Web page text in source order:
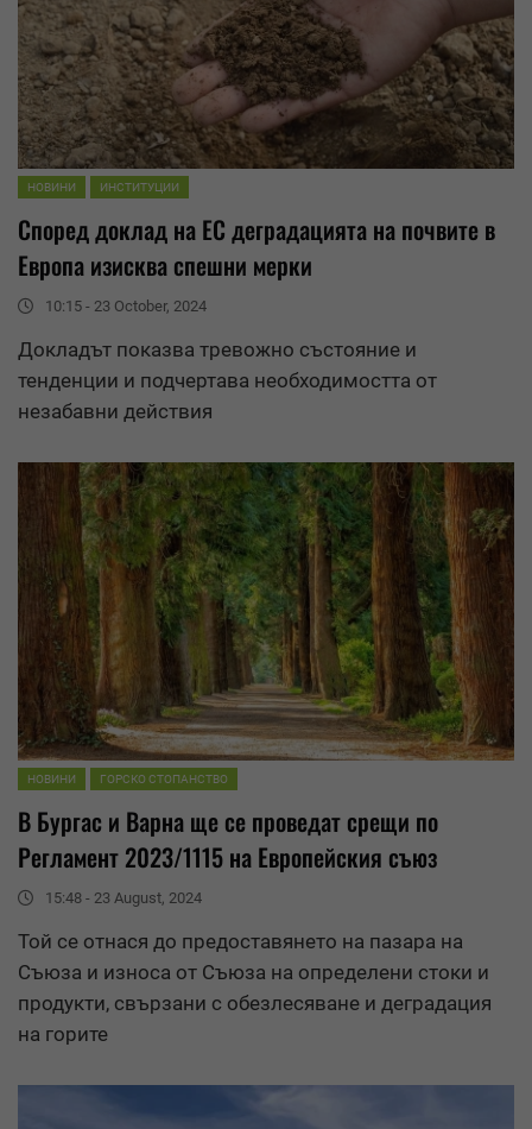
НОВИНИ ИНСТИТУЦИИ
Според доклад на ЕС деградацията на почвите в
Европа изисква спешни мерки
10:15 - 23 October, 2024
Докладът показва тревожно състояние и
тенденции и подчертава необходимостта от
незабавни действия
НОВИНИ ГОРСКО СТОПАНСТВО
В Бургас и Варна ще се проведат срещи по
Регламент 2023/1115 на Европейския съюз
15:48 - 23 August, 2024
Той се отнася до предоставянето на пазара на
Съюза и износа от Съюза на определени стоки и
продукти, свързани с обезлесяване и деградация
на горите